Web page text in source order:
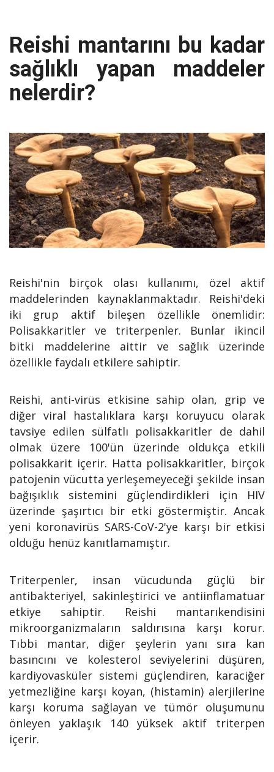
Reishi mantarını bu kadar
sağlıklı yapan maddeler
nelerdir?
Reishi'nin birçok olası kullanımı, özel aktif
maddelerinden kaynaklanmaktadır. Reishi'deki
iki grup aktif bileşen özellikle önemlidir:
Polisakkaritler ve triterpenler. Bunlar ikincil
bitki maddelerine aittir ve sağlık üzerinde
özellikle faydalı etkilere sahiptir.
Reishi, anti-virüs etkisine sahip olan, grip ve
diğer viral hastalıklara karşı koruyucu olarak
tavsiye edilen sülfatlı polisakkaritler de dahil
olmak üzere 100'ün üzerinde oldukça etkili
polisakkarit içerir. Hatta polisakkaritler, birçok
patojenin vücutta yerleşemeyeceği şekilde insan
bağışıklık sistemini güçlendirdikleri için HIV
üzerinde şaşırtıcı bir etki göstermiştir. Ancak
yeni koronavirüs SARS-CoV-2'ye karşı bir etkisi
olduğu henüz kanıtlamamıştır.
Triterpenler, insan vücudunda güçlü bir
antibakteriyel, sakinleştirici ve antiinflamatuar
etkiye sahiptir. Reishi mantarıkendisini
mikroorganizmaların saldırısına karşı korur.
Tıbbi mantar, diğer şeylerin yanı sıra kan
basıncını ve kolesterol seviyelerini düşüren,
kardiyovasküler sistemi güçlendiren, karaciğer
yetmezliğine karşı koyan, (histamin) alerjilerine
karşı koruma sağlayan ve tümör oluşumunu
önleyen yaklaşık 140 yüksek aktif triterpen
içerir.